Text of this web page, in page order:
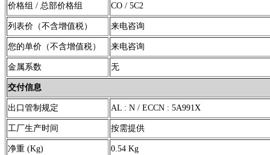
价格组 / 总部价格组 CO / 5C2
列表价（不含增值税） 来电咨询
您的单价（不含增值税） 来电咨询
金属系数 无
交付信息
出口管制规定 AL : N / ECCN : 5A991X
工厂生产时间 按需提供
净重 (Kg) 0.54 Kg